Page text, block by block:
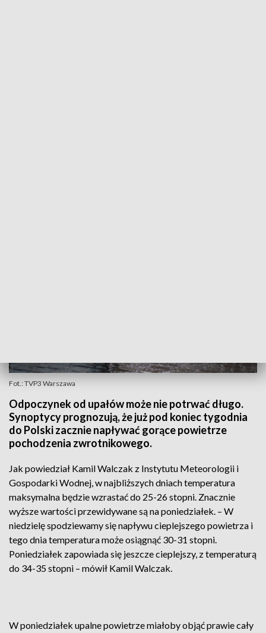
Fot.: TVP3 Warszawa
Odpoczynek od upałów może nie potrwać długo.
Synoptycy prognozują, że już pod koniec tygodnia
do Polski zacznie napływać gorące powietrze
pochodzenia zwrotnikowego.
Jak powiedział Kamil Walczak z Instytutu Meteorologii i
Gospodarki Wodnej, w najbliższych dniach temperatura
maksymalna będzie wzrastać do 25-26 stopni. Znacznie
wyższe wartości przewidywane są na poniedziałek. – W
niedzielę spodziewamy się napływu cieplejszego powietrza i
tego dnia temperatura może osiągnąć 30-31 stopni.
Poniedziałek zapowiada się jeszcze cieplejszy, z temperaturą
do 34-35 stopni – mówił Kamil Walczak.
W poniedziałek upalne powietrze miałoby objąć prawie cały